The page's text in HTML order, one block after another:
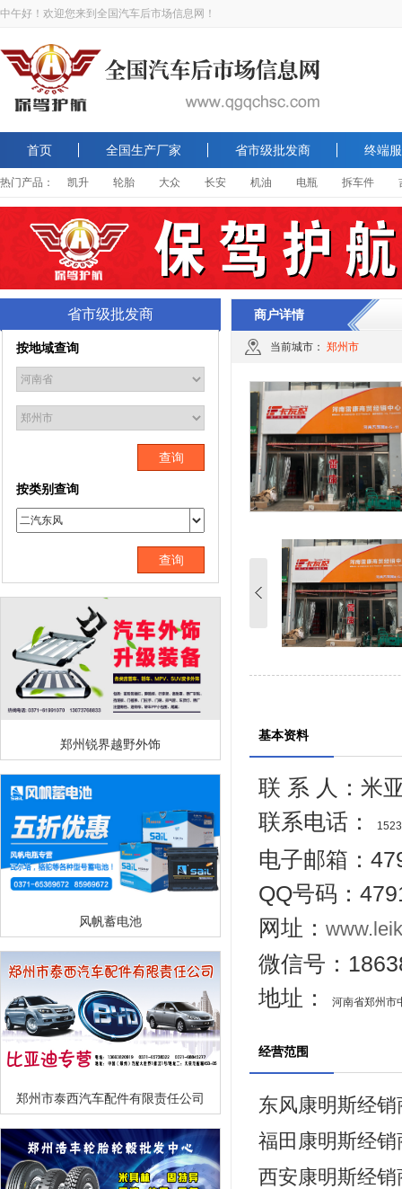
中午好！欢迎您来到全国汽车后市场信息网！
首页 全国生产厂家 省市级批发商 终端
热门产品： 凯升 轮胎 大众 长安 机油 电瓶 拆车件
省市级批发商
按地域查询
查询
按类别查询
查询
郑州锐界越野外饰
风帆蓄电池
郑州市泰西汽车配件有限责任公司
商户详情
当前城市： 郑州市
基本资料
联 系 人：米
联系电话：
电子邮箱：
QQ号码：
网址：
微信号：
地址：
河南省郑州市
经营范围
东风康明斯经
福田康明斯经
西安康明斯经